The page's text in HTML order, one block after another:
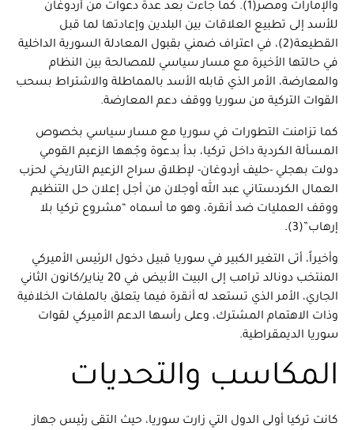
والإمارات ومصر(1). كما جاءت بعد عدة دعوات من أردوغان
للأسد إلى تطبيع العلاقات بين البلدين وإعادتها لما قبل
القطيعة(2)، في اعتراف ضمني بقبول المعادلة السورية الداخلية
في حالتها الأخيرة مع مسار سياسي للمصالحة بين النظام
والمعارضة، الأمر الذي قابله الأسد بالمماطلة والاشتراط بسحب
القوات التركية من سوريا ووقف دعم المعارضة.
كما تزامنت التطورات في سوريا مع مسار سياسي بخصوص
المسألة الكردية داخل تركيا، بدأ بدعوة وجّهها الزعيم القومي
دولت بهجلي -حليف أردوغان- لإطلاق سراح الزعيم التاريخي لحزب
العمال الكردستاني عبد الله أوجلان من أجل إعلان حل التنظيم
ووقف العمليات ضد أنقرة، وهو ما أسماه “مشروع تركيا بلا
إرهاب”(3).
وأخيراً، أتى التغير الكبير في سوريا قبيل دخول الرئيس الأميركي
المنتخب دونالد ترامب إلى البيت الأبيض في 20 يناير/كانون الثاني
الجاري، الأمر الذي تستعد له أنقرة فيما يتعلق بالملفات الخلافية
وذات الاهتمام المشترك، وعلى رأسها الدعم الأميركي لقوات
سوريا الديمقراطية.
المكاسب والتحديات
كانت تركيا أولى الدول التي زارت سوريا، حيث التقى رئيس جهاز